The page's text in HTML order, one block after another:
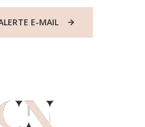
E-MAIL